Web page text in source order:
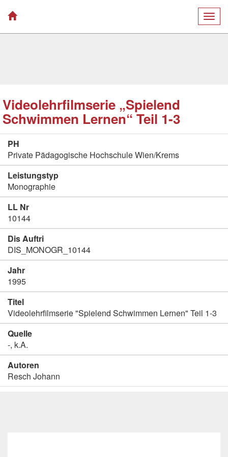
Videolehrfilmserie „Spielend
Schwimmen Lernen“ Teil 1-3
PH
Private Pädagogische Hochschule Wien/Krems
Leistungstyp
Monographie
LL Nr
10144
Dis Auftri
DIS_MONOGR_10144
Jahr
1995
Titel
Videolehrfilmserie "Spielend Schwimmen Lernen" Teil 1-3
Quelle
-, k.A.
Autoren
Resch Johann